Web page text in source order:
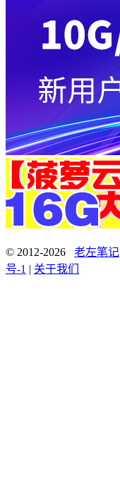
© 2012-2026 老左笔记
号-1 | 关于我们